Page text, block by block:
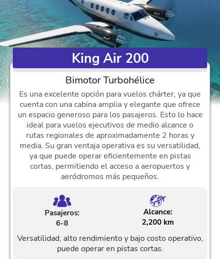
King Air 200
Bimotor Turbohélice
Es una excelente opción para vuelos chárter, ya que
cuenta con una cabina amplia y elegante que ofrece
un espacio generoso para los pasajeros. Esto lo hace
ideal para vuelos ejecutivos de medio alcance o
rutas regionales de aproximadamente 2 horas y
media. Su gran ventaja operativa es su versatilidad,
ya que puede operar eficientemente en pistas
cortas, permitiendo el acceso a aeropuertos y
aeródromos más pequeños.
Pasajeros:
6-8
Alcance:
2,200 km
Versatilidad, alto rendimiento y bajo costo operativo,
puede operar en pistas cortas.